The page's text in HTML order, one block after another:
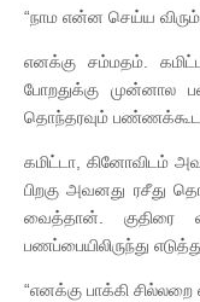
“நாம என்ன செய்ய
எனக்கு சம்மதம்.
போறதுக்கு முன்னால
தொந்தரவும்
கமிட்டா, கினோவிடம்
பிறகு அவனது ரசீது
வைத்தான்.
பணப்பையிலிருந்து
“எனக்கு பாக்கி